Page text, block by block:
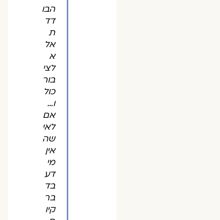
הבו
דד
ת
אל
א
לצי
בור
כול
ו…
אם
לאי
שה
אין
מי
דע
בד
בר
קיו